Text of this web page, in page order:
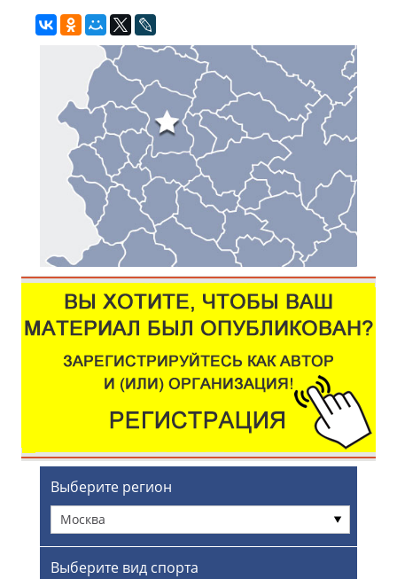
Выберите регион
Москва
Выберите вид спорта